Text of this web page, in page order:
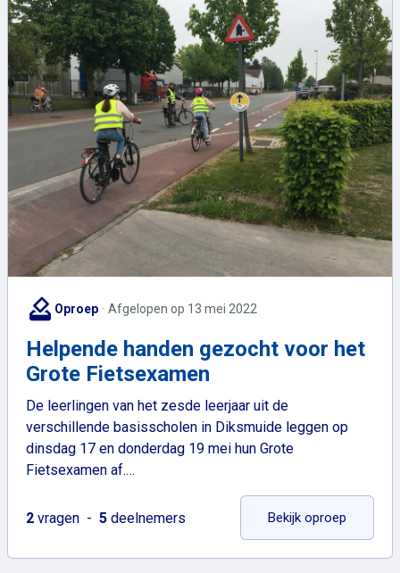
how_to_vote Oproep Afgelopen op 13 mei 2022
Helpende handen gezocht voor het
Grote Fietsexamen
De leerlingen van het zesde leerjaar uit de
verschillende basisscholen in Diksmuide leggen op
dinsdag 17 en donderdag 19 mei hun Grote
Fietsexamen af.…
2 vragen 5 deelnemers Bekijk oproep